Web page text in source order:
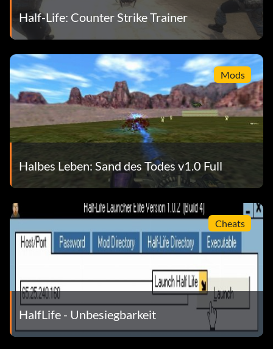
Half-Life: Counter Strike Trainer
Mods
Halbes Leben: Sand des Todes v1.0 Full
Cheats
HalfLife - Unbesiegbarkeit